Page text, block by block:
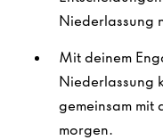
Niederlassung
Mit deinem
Niederlassung
gemeinsam mit
morgen.